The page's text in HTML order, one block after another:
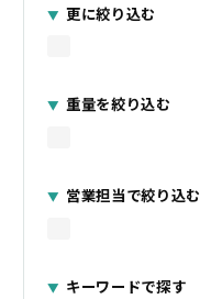
更に絞り込む
重量を絞り込む
営業担当で絞り込む
キーワードで探す